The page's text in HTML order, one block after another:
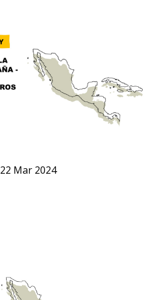
22 Mar 2024